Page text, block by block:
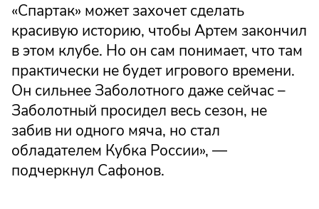
«Спартак» может захочет сделать
красивую историю, чтобы Артем закончил
в этом клубе. Но он сам понимает, что там
практически не будет игрового времени.
Он сильнее Заболотного даже сейчас –
Заболотный просидел весь сезон, не
забив ни одного мяча, но стал
обладателем Кубка России», —
подчеркнул Сафонов.